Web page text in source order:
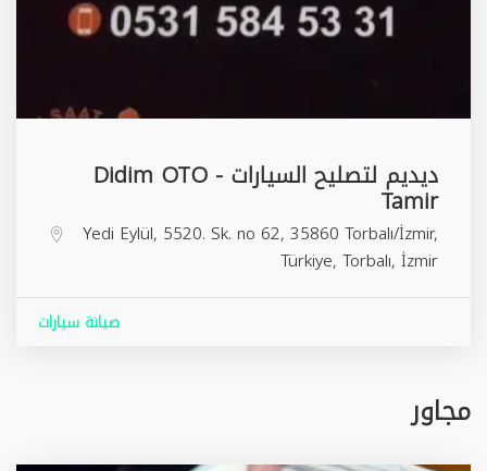
ديديم لتصليح السيارات - Didim OTO
Tamir
Yedi Eylül, 5520. Sk. no 62, 35860 Torbalı/İzmir,
Türkiye, Torbalı, İzmir
صيانة سيارات
مجاور